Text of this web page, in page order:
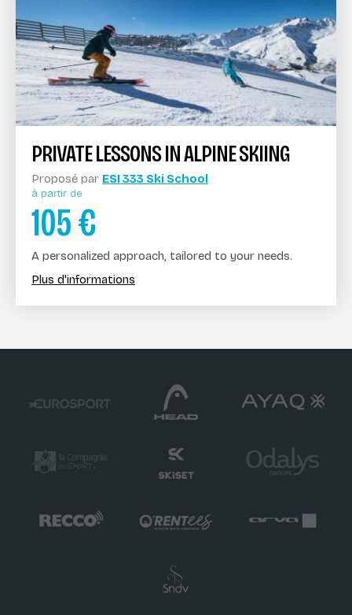
PRIVATE LESSONS IN ALPINE SKIING
Proposé par ESI 333 Ski School
à partir de
105€
A personalized approach, tailored to your needs.
Plus d'informations